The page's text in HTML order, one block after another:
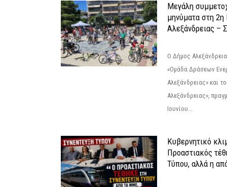
Μεγάλη
μηνύματα στη
Αλεξάνδρειας –
Ο Δήμος
«Ομάδα Δράσεων
Αλεξάνδρειας» και
Αλεξάνδρειας»,
Ιουνίου...
Κυβερνητικό
Προαστιακός
Τύπου, αλλά η